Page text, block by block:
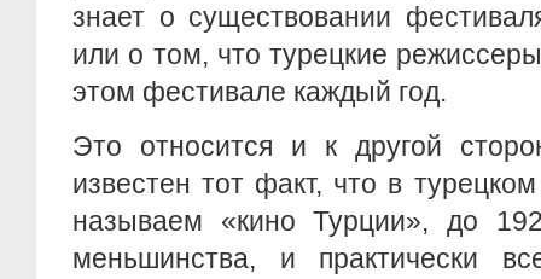
знает о существовании
или о том, что турецкие
этом фестивале каждый год.
Это относится и к другой
известен тот факт, что в
называем «кино Турции», до
меньшинства, и практически